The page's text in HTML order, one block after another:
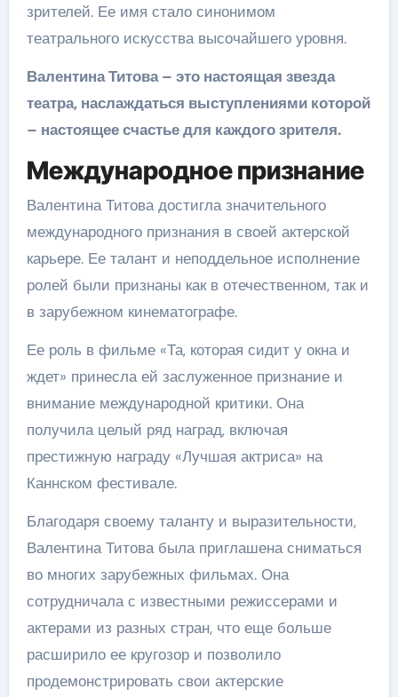
зрителей. Ее имя стало синонимом
театрального искусства высочайшего уровня.
Валентина Титова – это настоящая звезда
театра, наслаждаться выступлениями которой
– настоящее счастье для каждого зрителя.
Международное признание
Валентина Титова достигла значительного
международного признания в своей актерской
карьере. Ее талант и неподдельное исполнение
ролей были признаны как в отечественном, так и
в зарубежном кинематографе.
Ее роль в фильме «Та, которая сидит у окна и
ждет» принесла ей заслуженное признание и
внимание международной критики. Она
получила целый ряд наград, включая
престижную награду «Лучшая актриса» на
Каннском фестивале.
Благодаря своему таланту и выразительности,
Валентина Титова была приглашена сниматься
во многих зарубежных фильмах. Она
сотрудничала с известными режиссерами и
актерами из разных стран, что еще больше
расширило ее кругозор и позволило
продемонстрировать свои актерские